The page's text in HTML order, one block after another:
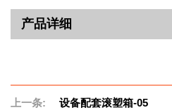
产品详细
上一条:
设备配套滚塑箱-05